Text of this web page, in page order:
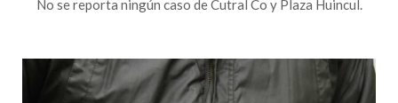
No se reporta ningún caso de Cutral Co y Plaza Huincul.